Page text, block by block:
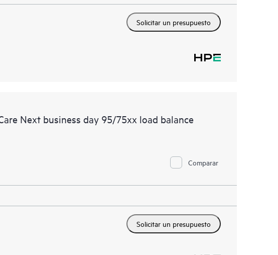
Solicitar un presupuesto
Next business day 95/75xx load balance
Comparar
Solicitar un presupuesto